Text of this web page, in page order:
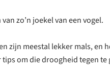
zo’n joekel van een vogel.
zijn meestal lekker mals, en
om die droogheid tegen te